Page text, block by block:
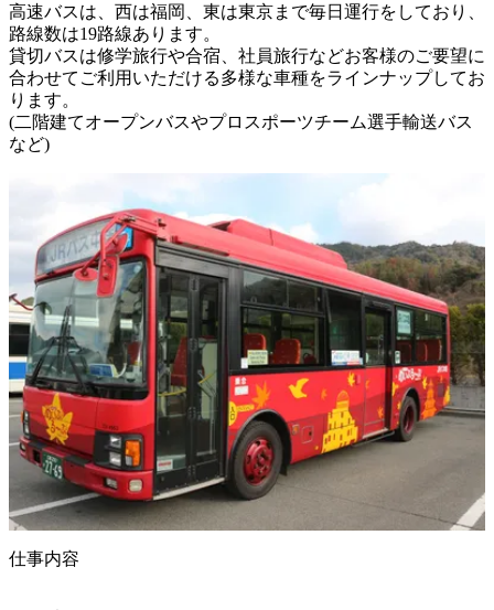
高速バスは、西は福岡、東は東京まで毎日運行をしており、
路線数は19路線あります。
貸切バスは修学旅行や合宿、社員旅行などお客様のご要望に
合わせてご利用いただける多様な車種をラインナップしてお
ります。
(二階建てオープンバスやプロスポーツチーム選手輸送バス
など)
仕事内容